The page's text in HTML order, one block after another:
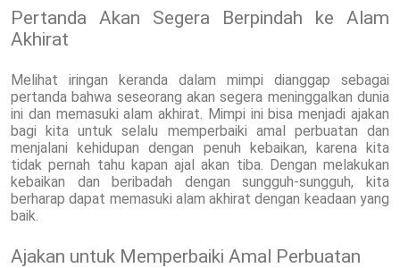
Pertanda Akan Segera Berpindah ke Alam
Akhirat
Melihat iringan keranda dalam mimpi dianggap sebagai
pertanda bahwa seseorang akan segera meninggalkan dunia
ini dan memasuki alam akhirat. Mimpi ini bisa menjadi ajakan
bagi kita untuk selalu memperbaiki amal perbuatan dan
menjalani kehidupan dengan penuh kebaikan, karena kita
tidak pernah tahu kapan ajal akan tiba. Dengan melakukan
kebaikan dan beribadah dengan sungguh-sungguh, kita
berharap dapat memasuki alam akhirat dengan keadaan yang
baik.
Ajakan untuk Memperbaiki Amal Perbuatan